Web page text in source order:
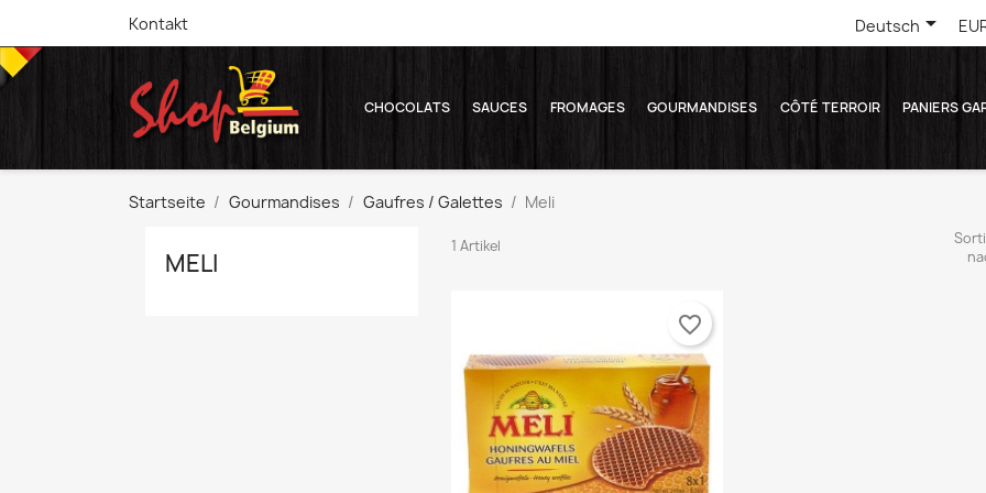
Kontakt Deutsch
CHOCOLATS SAUCES FROMAGES GOURMANDISES CÔTÉ TERROIR PANIERS
Startseite Gourmandises Gaufres / Galettes Meli
MELI
1 Artikel
favorite_border